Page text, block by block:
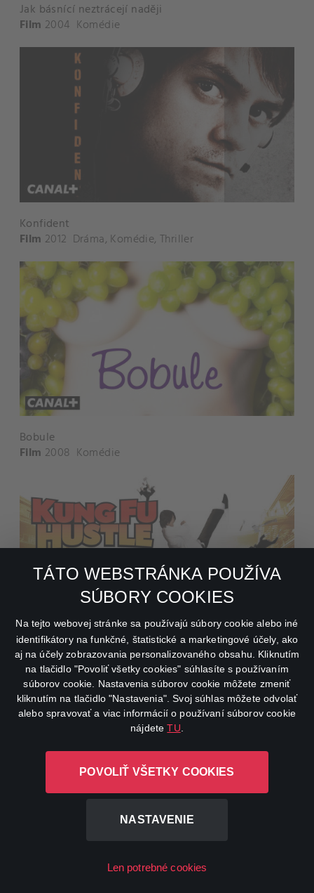
TÁTO WEBSTRÁNKA POUŽÍVA
SÚBORY COOKIES
Na tejto webovej stránke sa používajú súbory cookie alebo iné
identifikátory na funkčné, štatistické a marketingové účely, ako
aj na účely zobrazovania personalizovaného obsahu. Kliknutím
na tlačidlo "Povoliť všetky cookies" súhlasíte s používaním
súborov cookie. Nastavenia súborov cookie môžete zmeniť
kliknutím na tlačidlo "Nastavenia". Svoj súhlas môžete odvolať
alebo spravovať a viac informácií o používaní súborov cookie
nájdeteTU
POVOLIŤ VŠETKY COOKIES
NASTAVENIE
Len potrebné cookies
Jak básnící neztrácejí naději
Film 2004 Komédie
Konfident
Film 2012 Dráma, Komédie,Thriller
Bobule
Film 2008 Komédie
Kung-fu mela
Film2004 Akčné,Komédie